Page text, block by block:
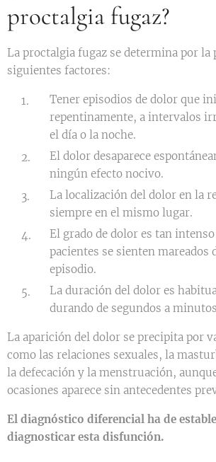
proctalgia fugaz?
La proctalgia fugaz se determina por la
siguientes factores:
Tener episodios de dolor que
repentinamente, a intervalos
el día o la noche.
El dolor desaparece
ningún efecto nocivo.
La localización del dolor en la
siempre en el mismo lugar.
El grado de dolor es tan
pacientes se sienten mareados
episodio.
La duración del dolor es
durando de segundos a
La aparición del dolor se precipita por
como las relaciones sexuales, la
la defecación y la menstruación,
ocasiones aparece sin antecedentes
El diagnóstico diferencial ha de
diagnosticar esta disfunción.